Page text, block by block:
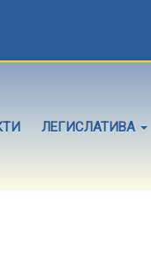
ЛЕГИСЛАТИВА